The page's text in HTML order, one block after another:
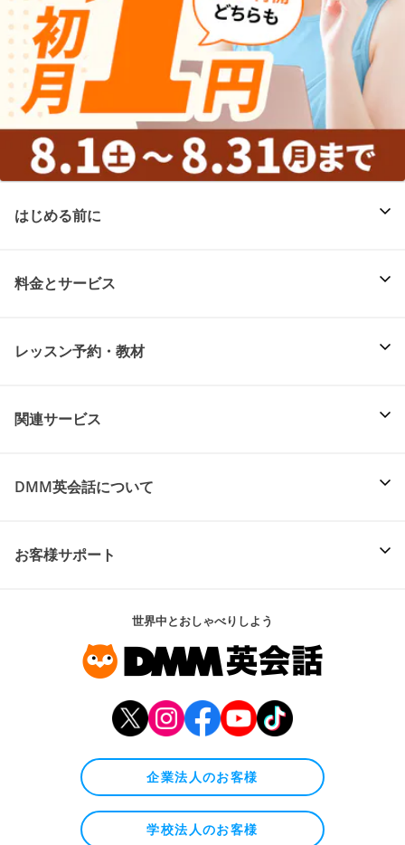
はじめる前に
料金とサービス
レッスン予約・教材
関連サービス
DMM英会話について
お客様サポート
世界中とおしゃべりしよう
企業法人のお客様
学校法人のお客様